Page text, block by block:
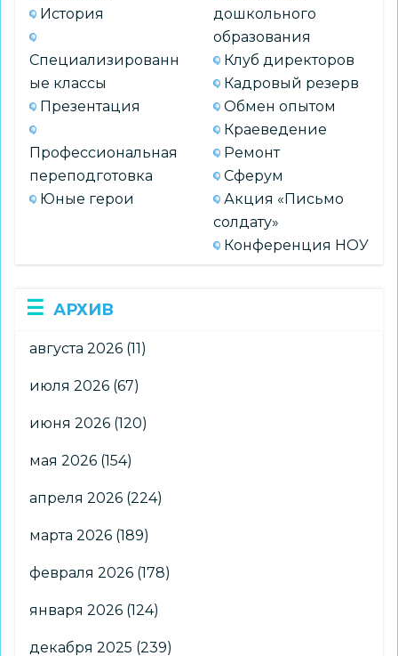
История
Специализированн
ые классы
Презентация
Профессиональная
переподготовка
Юные герои
дошкольного
образования
Клуб директоров
Кадровый резерв
Обмен опытом
Краеведение
Ремонт
Сферум
Акция «Письмо
солдату»
Конференция НОУ
АРХИВ
августа 2026 (11)
июля 2026 (67)
июня 2026 (120)
мая 2026 (154)
апреля 2026 (224)
марта 2026 (189)
февраля 2026 (178)
января 2026 (124)
декабря 2025 (239)